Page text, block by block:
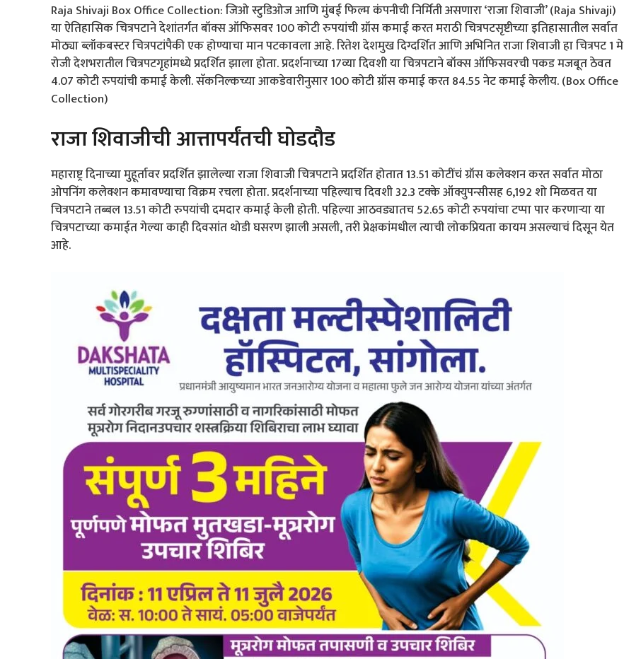
Raja Shivaji Box Office Collection: जिओ स्टुडिओज आणि मुंबई फिल्म कंपनीची निर्मिती असणारा ‘राजा शिवाजी’ (Raja Shivaji)
या ऐतिहासिक चित्रपटाने देशांतर्गत बॉक्स ऑफिसवर 100 कोटी रुपयांची ग्रॉस कमाई करत मराठी चित्रपटसृष्टीच्या इतिहासातील सर्वात
मोठ्या ब्लॉकबस्टर चित्रपटांपैकी एक होण्याचा मान पटकावला आहे. रितेश देशमुख दिग्दर्शित आणि अभिनित राजा शिवाजी हा चित्रपट 1 मे
रोजी देशभरातील चित्रपटगृहांमध्ये प्रदर्शित झाला होता. प्रदर्शनाच्या 17व्या दिवशी या चित्रपटाने बॉक्स ऑफिसवरची पकड मजबूत ठेवत
4.07 कोटी रुपयांची कमाई केली. सॅकनिल्कच्या आकडेवारीनुसार 100 कोटी ग्रॉस कमाई करत 84.55 नेट कमाई केलीय. (Box Office
Collection)
राजा शिवाजीची आत्तापर्यंतची घोडदौड
महाराष्ट्र दिनाच्या मुहूर्तावर प्रदर्शित झालेल्या राजा शिवाजी चित्रपटाने प्रदर्शित होतात 13.51 कोटींचं ग्रॉस कलेक्शन करत सर्वात मोठा
ओपनिंग कलेक्शन कमावण्याचा विक्रम रचला होता. प्रदर्शनाच्या पहिल्याच दिवशी 32.3 टक्के ऑक्युपन्सीसह 6,192 शो मिळवत या
चित्रपटाने तब्बल 13.51 कोटी रुपयांची दमदार कमाई केली होती. पहिल्या आठवड्यातच 52.65 कोटी रुपयांचा टप्पा पार करणाऱ्या या
चित्रपटाच्या कमाईत गेल्या काही दिवसांत थोडी घसरण झाली असली, तरी प्रेक्षकांमधील त्याची लोकप्रियता कायम असल्याचं दिसून येत
आहे.